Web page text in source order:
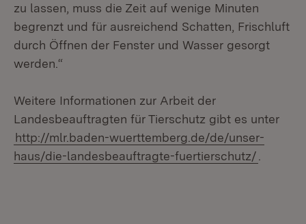
zu lassen, muss die Zeit auf wenige Minuten
begrenzt und für ausreichend Schatten, Frischluft
durch Öffnen der Fenster und Wasser gesorgt
werden.“
Weitere Informationen zur Arbeit der
Landesbeauftragten für Tierschutz gibt es unter
http://mlr.baden-wuerttemberg.de/de/unser-
haus/die-landesbeauftragte-fuertierschutz/